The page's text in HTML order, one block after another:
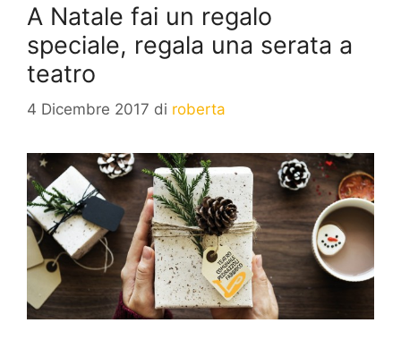
A Natale fai un regalo
speciale, regala una serata a
teatro
4 Dicembre 2017 di roberta